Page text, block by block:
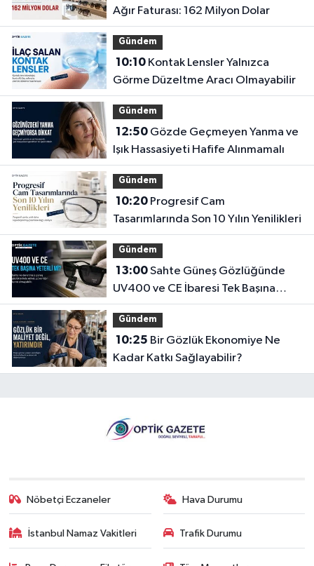
Ağır Faturası: 162 Milyon Dolar
Gündem
10:10Kontak Lensler Yalnızca
Görme Düzeltme Aracı Olmayabilir
Gündem
12:50Gözde Geçmeyen Yanma ve
Işık Hassasiyeti Hafife Alınmamalı
Gündem
10:20Progresif Cam
Tasarımlarında Son 10 Yılın Yenilikleri
Gündem
13:00Sahte Güneş Gözlüğünde
UV400 ve CE İbaresi Tek Başına
Yeterli mi?
Gündem
10:25
Kadar Katkı Sağlayabilir?
Nöbetçi Eczaneler Hava Durumu
İstanbul Namaz Vakitleri Trafik Durumu